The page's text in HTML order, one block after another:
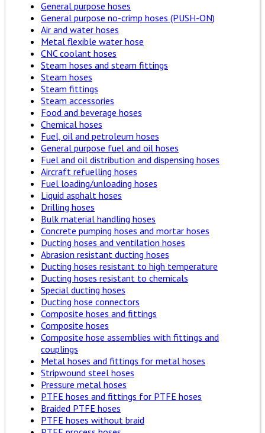
General purpose hoses
General purpose no-crimp hoses (PUSH-ON)
Air and water hoses
Metal flexible water hose
CNC coolant hoses
Steam hoses and steam fittings
Steam hoses
Steam fittings
Steam accessories
Food and beverage hoses
Chemical hoses
Fuel, oil and petroleum hoses
General purpose fuel and oil hoses
Fuel and oil distribution and dispensing hoses
Aircraft refuelling hoses
Fuel loading/unloading hoses
Liquid asphalt hoses
Drilling hoses
Bulk material handling hoses
Concrete pumping hoses and mortar hoses
Ducting hoses and ventilation hoses
Abrasion resistant ducting hoses
Ducting hoses resistant to high temperature
Ducting hoses resistant to chemicals
Special ducting hoses
Ducting hose connectors
Composite hoses and fittings
Composite hoses
Composite hose assemblies with fittings and
couplings
Metal hoses and fittings for metal hoses
Stripwound steel hoses
Pressure metal hoses
PTFE hoses and fittings for PTFE hoses
Braided PTFE hoses
PTFE hoses without braid